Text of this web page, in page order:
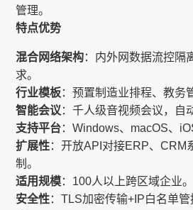
管理。
特点优势
混合网络架构：内外网数据流控隔
求。
行业模板：预置制造业排程、教务
智能会议 ：千人级音视频会议，自
支持平台：Windows、macOS、
扩展性：开放API对接ERP、CRM
制。
适用规模：100人以上跨区域企业。
安全性：TLS加密传输+IP白名单